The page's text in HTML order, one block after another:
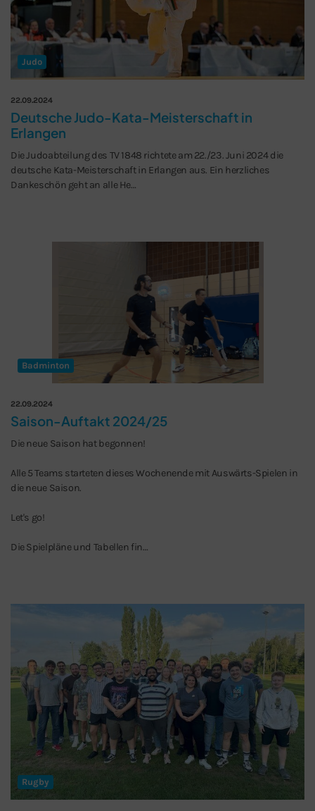
Judo
22.09.2024
Deutsche Judo-Kata-Meisterschaft in
Erlangen
Die Judoabteilung des TV 1848 richtete am 22./23. Juni 2024 die
deutsche Kata-Meisterschaft in Erlangen aus. Ein herzliches
Dankeschön geht an alle He…
Badminton
22.09.2024
Saison-Auftakt 2024/25
Die neue Saison hat begonnen!
Alle 5 Teams starteten dieses Wochenende mit Auswärts-Spielen in
die neue Saison.
Let's go!
Die Spielpläne und Tabellen fin…
Rugby